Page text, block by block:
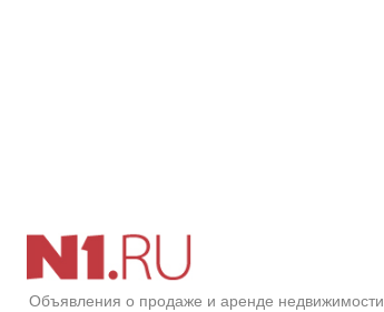
Объявления о продаже и аренде недвижимости